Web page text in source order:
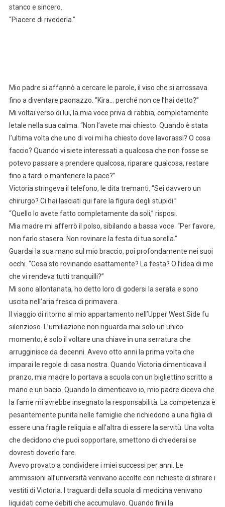
stanco e sincero.
“Piacere di rivederla.”
Mio padre si affannò a cercare le parole, il viso che si arrossava
fino a diventare paonazzo. “Kira… perché non ce l’hai detto?”
Mi voltai verso di lui, la mia voce priva di rabbia, completamente
letale nella sua calma. “Non l’avete mai chiesto. Quando è stata
l’ultima volta che uno di voi mi ha chiesto dove lavorassi? O cosa
faccio? Quando vi siete interessati a qualcosa che non fosse se
potevo passare a prendere qualcosa, riparare qualcosa, restare
fino a tardi o mantenere la pace?”
Victoria stringeva il telefono, le dita tremanti. “Sei davvero un
chirurgo? Ci hai lasciati qui fare la figura degli stupidi.”
“Quello lo avete fatto completamente da soli,” risposi.
Mia madre mi afferrò il polso, sibilando a bassa voce. “Per favore,
non farlo stasera. Non rovinare la festa di tua sorella.”
Guardai la sua mano sul mio braccio, poi profondamente nei suoi
occhi. “Cosa sto rovinando esattamente? La festa? O l’idea di me
che vi rendeva tutti tranquilli?”
Mi sono allontanata, ho detto loro di godersi la serata e sono
uscita nell’aria fresca di primavera.
Il viaggio di ritorno al mio appartamento nell’Upper West Side fu
silenzioso. L’umiliazione non riguarda mai solo un unico
momento; è solo il voltare una chiave in una serratura che
arrugginisce da decenni. Avevo otto anni la prima volta che
imparai le regole di casa nostra. Quando Victoria dimenticava il
pranzo, mia madre lo portava a scuola con un bigliettino scritto a
mano e un bacio. Quando lo dimenticavo io, mio padre diceva che
la fame mi avrebbe insegnato la responsabilità. La competenza è
pesantemente punita nelle famiglie che richiedono a una figlia di
essere una fragile reliquia e all’altra di essere la servitù. Una volta
che decidono che puoi sopportare, smettono di chiedersi se
dovresti doverlo fare.
Avevo provato a condividere i miei successi per anni. Le
ammissioni all’università venivano accolte con richieste di stirare i
vestiti di Victoria. I traguardi della scuola di medicina venivano
liquidati come debiti che accumulavo. Quando finii la